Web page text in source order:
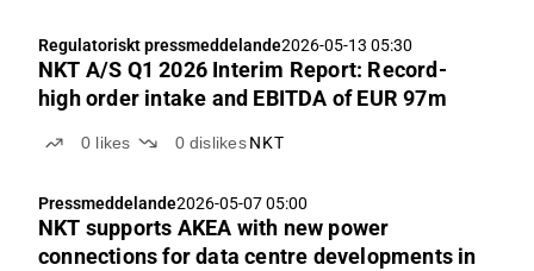
Regulatoriskt pressmeddelande2026-05-13 05:30
NKT A/S Q1 2026 Interim Report: Record-
high order intake and EBITDA of EUR 97m
0 likes 0 dislikes NKT
Pressmeddelande2026-05-07 05:00
NKT supports AKEA with new power
connections for data centre developments in